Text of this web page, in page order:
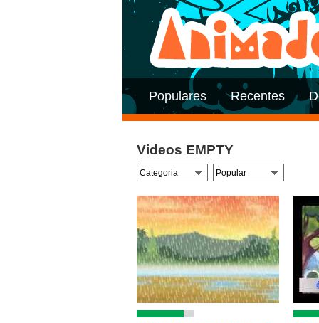
Populares Recentes
Videos EMPTY